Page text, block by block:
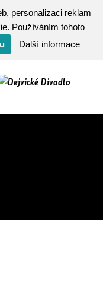
personalizaci reklam
Používáním tohoto
Další informace